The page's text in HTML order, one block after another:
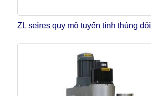
ZL seires quy mô tuyến tính thùng đôi